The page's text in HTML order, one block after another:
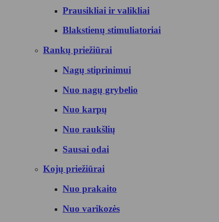
Prausikliai ir valikliai
Blakstienų stimuliatoriai
Rankų priežiūrai
Nagų stiprinimui
Nuo nagų grybelio
Nuo karpų
Nuo raukšlių
Sausai odai
Kojų priežiūrai
Nuo prakaito
Nuo varikozės